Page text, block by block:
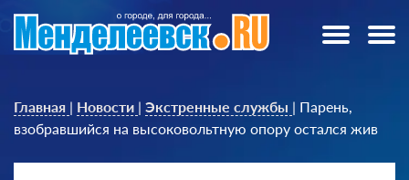
Главная | Новости | Экстренные службы | Парень,
взобравшийся на высоковольтную опору остался жив